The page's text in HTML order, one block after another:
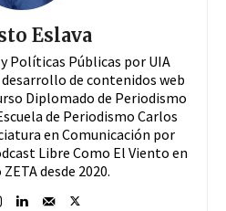
Eslava
Políticas Públicas por UIA
de contenidos web
Diplomado de Periodismo
de Periodismo Carlos
en Comunicación por
Libre Como El Viento en
desde 2020.